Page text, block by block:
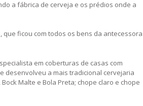
a fábrica de cerveja e os prédios onde a
que ficou com todos os bens da
em coberturas de casas com
desenvolveu a mais tradicional cervejaria
Malte e Bola Preta; chope claro e chope